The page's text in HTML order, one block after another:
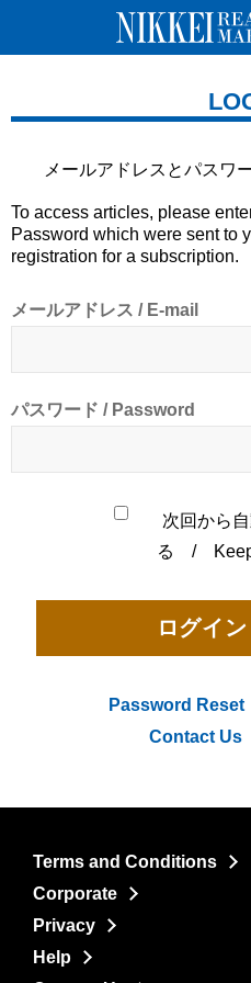
メールアドレスとパスワ
To access articles, please
Password which were sent to
registration for a subscription.
メールアドレス / E-mail
パスワード / Password
次回から
る / Keep
Password Reset
Contact Us
Terms and Conditions
Corporate
Privacy
Help